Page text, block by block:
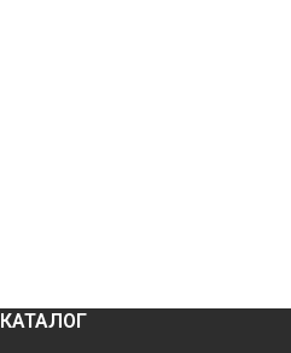
КАТАЛОГ